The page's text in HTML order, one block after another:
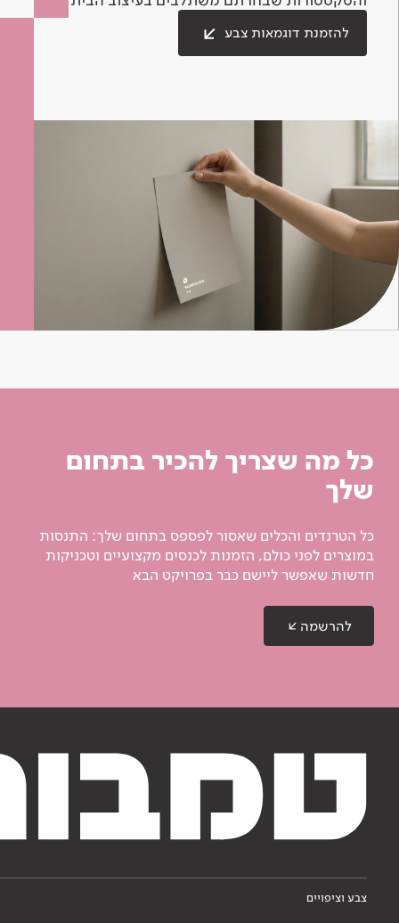
להזמנת דוגמאות צבע
כל מה שצריך להכיר בתחום
שלך
כל הטרנדים והכלים שאסור לפספס בתחום שלך: התנסות
במוצרים לפני כולם, הזמנות לכנסים מקצועיים וטכניקות
חדשות שאפשר ליישם כבר בפרויקט הבא
להרשמה
צבע וציפויים